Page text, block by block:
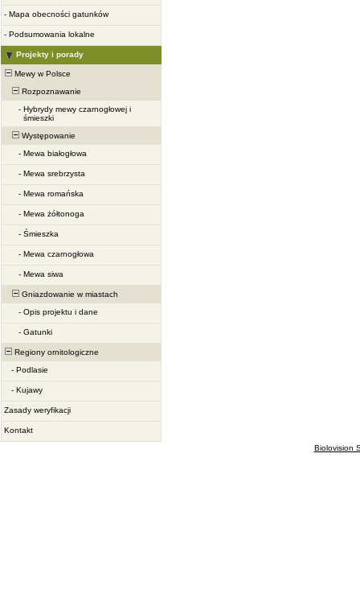
- Mapa obecności gatunków
- Podsumowania lokalne
Projekty i porady
Mewy w Polsce
Rozpoznawanie
- Hybrydy mewy czarnogłowej i
śmieszki
Występowanie
- Mewa białogłowa
- Mewa srebrzysta
- Mewa romańska
- Mewa żółtonoga
- Śmieszka
- Mewa czarnogłowa
- Mewa siwa
Gniazdowanie w miastach
- Opis projektu i dane
- Gatunki
Regiony ornitologiczne
- Podlasie
- Kujawy
Zasady weryfikacji
Kontakt
Biolovision